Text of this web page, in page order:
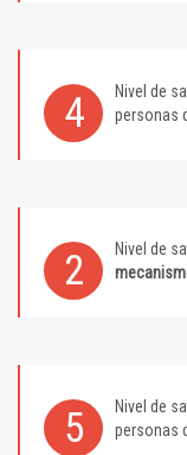
4 Nivel de
personas
2 Nivel de
5 Nivel de
personas